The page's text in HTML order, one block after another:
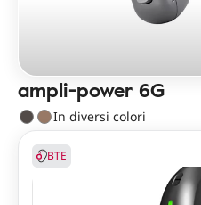
ampli-power 6G
In diversi colori
BTE